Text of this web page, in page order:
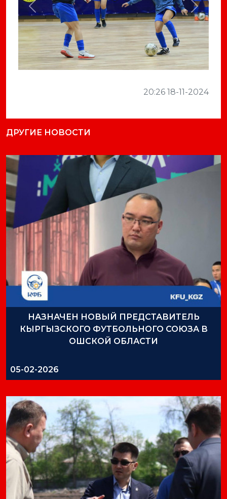
Previous Next
20:26 18-11-2024
ДРУГИЕ НОВОСТИ
НАЗНАЧЕН НОВЫЙ ПРЕДСТАВИТЕЛЬ
КЫРГЫЗСКОГО ФУТБОЛЬНОГО СОЮЗА В
ОШСКОЙ ОБЛАСТИ
05-02-2026